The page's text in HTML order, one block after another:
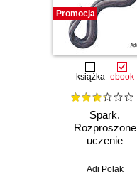
Promocja
książka ebook
Spark.
Rozproszone
uczenie
dużą skalę. Jak
Adi Polak